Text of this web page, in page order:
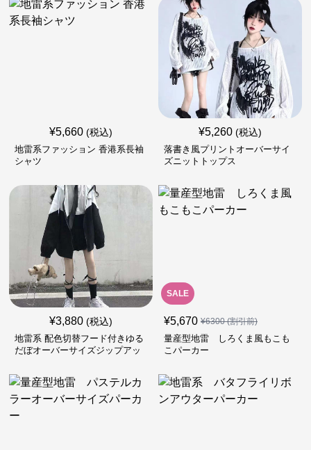
¥5,660 (税込)
地雷系ファッション 香港系長袖
シャツ
¥5,260 (税込)
落書き風プリントオーバーサイ
ズニットトップス
¥3,880 (税込)
地雷系 配色切替フード付きゆる
だぼオーバーサイズジップアッ
SALE
¥5,670 ¥6300(割引前)
量産型地雷 しろくま風もこも
こパーカー